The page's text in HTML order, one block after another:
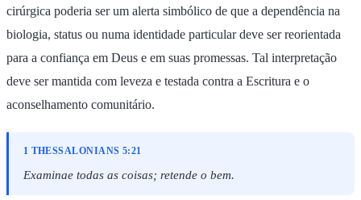
cirúrgica poderia ser um alerta simbólico de que a dependência na
biologia, status ou numa identidade particular deve ser reorientada
para a confiança em Deus e em suas promessas. Tal interpretação
deve ser mantida com leveza e testada contra a Escritura e o
aconselhamento comunitário.
1 THESSALONIANS 5:21
Examinae todas as coisas; retende o bem.